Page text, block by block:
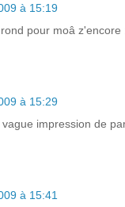
à 15:19
pour moâ z'encore
à 15:29
impression de
à 15:41